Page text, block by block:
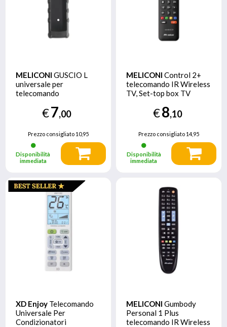
MELICONI GUSCIO L
universale per
telecomando
€7,00
Prezzo consigliato10,95
Disponibilità
immediata
MELICONI Control 2+
telecomando IR Wireless
TV, Set-top box TV
€8,10
Prezzo consigliato 14,95
Disponibilità
immediata
XD Enjoy Telecomando
Universale Per
Condizionatori
MELICONI Gumbody
Personal 1 Plus
telecomando IR Wireless